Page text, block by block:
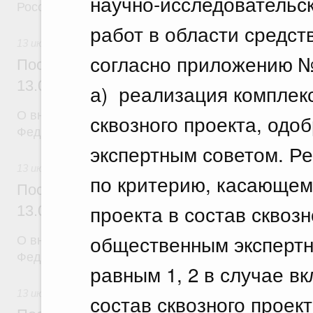
работ в области
согласно приложению
а) реализация
сквозного проекта,
экспертным советом.
по критерию,
проекта в состав
общественным
равным 1, 2 в случае
состав сквозного
Российской Федерации
Постановление Правительства
13.07.2026 г. № 877
О внесении изменений в постановление
Федерации от 25 июня 2021 г. № 996
Постановление Правительства
13.07.2026 г. № 878
О внесении изменений в постановление
Федерации от 30 июня 2021 г. № 1065